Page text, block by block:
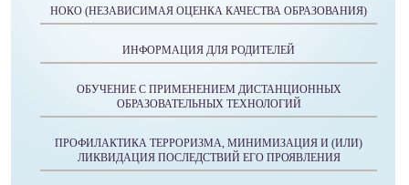
НОКО (НЕЗАВИСИМАЯ ОЦЕНКА КАЧЕСТВА ОБРАЗОВАНИЯ)
ИНФОРМАЦИЯ ДЛЯ РОДИТЕЛЕЙ
ОБУЧЕНИЕ С ПРИМЕНЕНИЕМ ДИСТАНЦИОННЫХ
ОБРАЗОВАТЕЛЬНЫХ ТЕХНОЛОГИЙ
ПРОФИЛАКТИКА ТЕРРОРИЗМА, МИНИМИЗАЦИЯ И (ИЛИ)
ЛИКВИДАЦИЯ ПОСЛЕДСТВИЙ ЕГО ПРОЯВЛЕНИЯ